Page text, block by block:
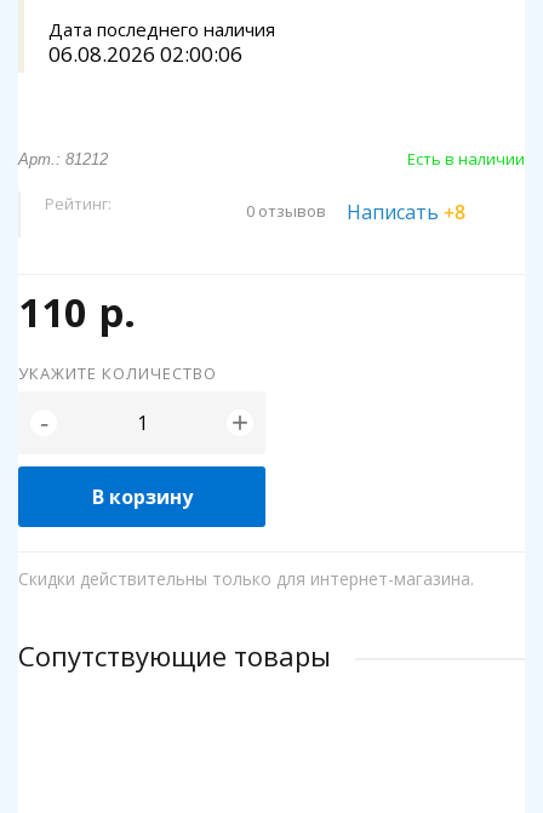
Дата последнего наличия
06.08.2026 02:00:06
Арт.: 81212 Есть в наличии
Рейтинг: 0 отзывов Написать +8
110 р.
УКАЖИТЕ КОЛИЧЕСТВО
- +
В корзину
Скидки действительны только для интернет-магазина.
Сопутствующие товары